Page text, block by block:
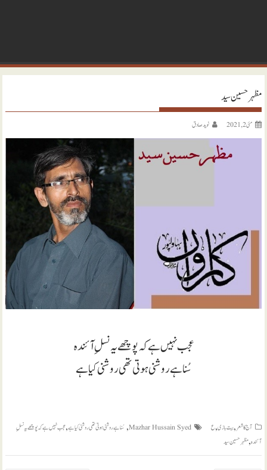
مظہر حسین سید
مئی 2, 2021 نويد صادق
عجب نہیں ہے کہ پوچھے یہ نسلِ آئندہ
سُنا ہے روشنی ہوتی تھی روشنی کیا ہے
آج کا شعر,بیت بازی,ع Mazhar Hussain Syed
,سُنا ہے روشنی ہوتی تھی روشنی کیا ہے,عجب نہیں ہے کہ پوچھے یہ نسلِ
آئندہ,مظہر حسین سید